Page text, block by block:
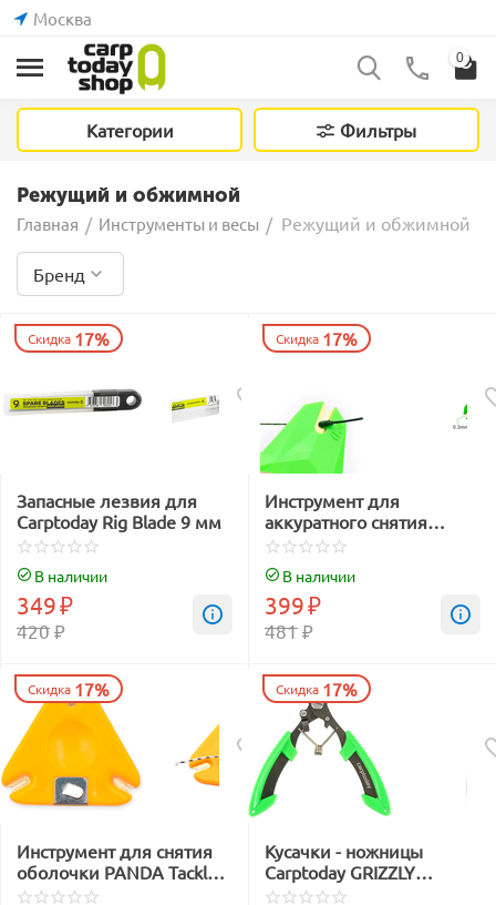
Москва
0
Категории Фильтры
Режущий и обжимной
Главная / Инструменты и весы / Режущий и обжимной
Бренд
Скидка 17%
Запасные лезвия для
Carptoday Rig Blade 9 мм
В наличии
420₽
349₽
Скидка 17%
Инструмент для
аккуратного снятия
оболочки Carptoday Line
Stripper and Cutter
В наличии
481₽
399₽
Скидка 17%
Инструмент для снятия
оболочки PANDA Tackle
Line Stripper and Cutter
Скидка 17%
Кусачки - ножницы
Carptoday GRIZZLY
CUTTERS